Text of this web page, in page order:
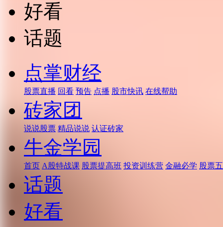
好看
话题
点掌财经
股票直播 回看 预告 点播 股市快讯 在线帮助
砖家团
说说股票 精品说说 认证砖家
牛金学园
首页 A股特战课 股票提高班 投资训练营 金融必学 股票
话题
好看